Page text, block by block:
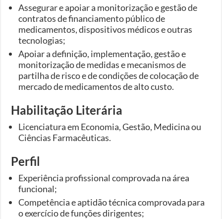
Assegurar e apoiar a monitorização e gestão de
contratos de financiamento público de
medicamentos, dispositivos médicos e outras
tecnologias;
Apoiar a definição, implementação, gestão e
monitorização de medidas e mecanismos de
partilha de risco e de condições de colocação de
mercado de medicamentos de alto custo.
Habilitação Literária
Licenciatura em Economia, Gestão, Medicina ou
Ciências Farmacêuticas.
Perfil
Experiência profissional comprovada na área
funcional;
Competência e aptidão técnica comprovada para
o exercício de funções dirigentes;